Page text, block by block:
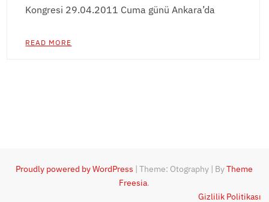
Kongresi 29.04.2011 Cuma günü Ankara’da
READ MORE
Proudly powered by WordPress |Theme: Otography | ByTheme
Freesia.
Gizlilik Politikası